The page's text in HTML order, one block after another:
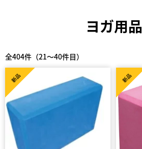
ヨガ用品
全404件（21～40件目）
新品 新品